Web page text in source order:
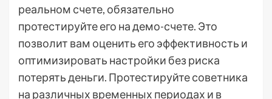
реальном счете, обязательно
протестируйте его на демо-счете. Это
позволит вам оценить его эффективность и
оптимизировать настройки без риска
потерять деньги. Протестируйте советника
на различных временных периодах и в